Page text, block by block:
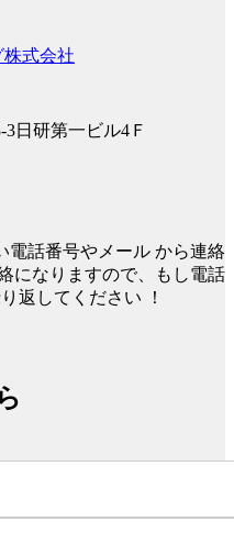
株式会社
日研第一ビル4Ｆ
電話番号やメール から連絡
になりますので、もし電話
返してください ！